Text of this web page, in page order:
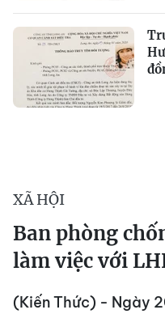
XÃ HỘI
Ban phòng
làm việc với
(Kiến Thức) - Ngày